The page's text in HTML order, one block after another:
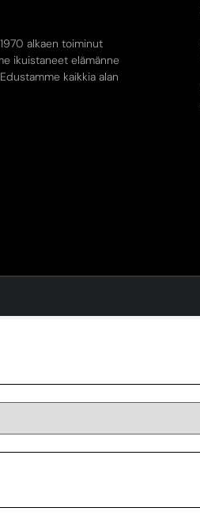
alkaen toiminut
ikuistaneet elämänne
kaikkia alan